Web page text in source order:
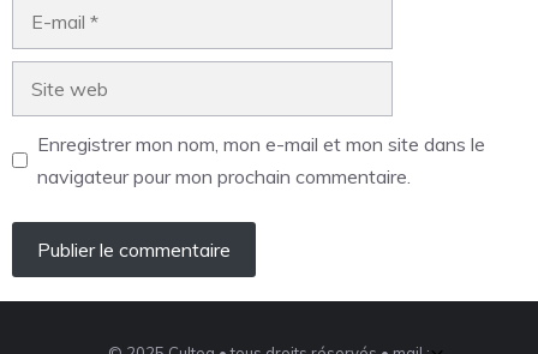
Enregistrer mon nom, mon e-mail et mon site dans le
navigateur pour mon prochain commentaire.